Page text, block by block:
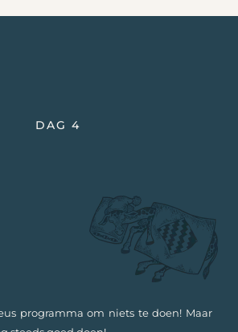
DAG 4
programma om niets te doen! Maar